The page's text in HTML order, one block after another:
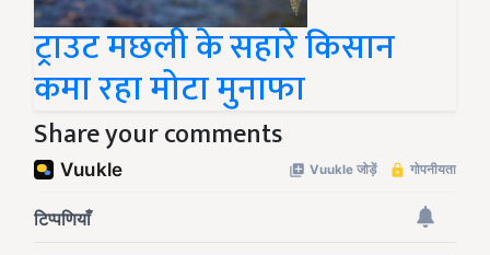
ट्राउट मछली के सहारे किसान
कमा रहा मोटा मुनाफा
Share your comments